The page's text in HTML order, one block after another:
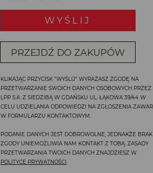
PRZEJDŹ DO ZAKUPÓW
KLIKAJĄC PRZYCISK "WYŚLIJ" WYRAŻASZ ZGODĘ NA
PRZETWARZANIE SWOICH DANYCH OSOBOWYCH PRZEZ
LPP S.A. Z SIEDZIBĄ W GDAŃSKU UL. ŁĄKOWA 39/44 W
CELU UDZIELANIA ODPOWIEDZI NA ZGŁOSZENIA
W FORMULARZU KONTAKTOWYM.
PODANIE DANYCH JEST DOBROWOLNE, JEDNAKŻE BRAK
ZGODY UNIEMOŻLIWIA NAM KONTAKT Z TOBĄ. ZASADY
PRZETWARZANIA TWOICH DANYCH ZNAJDZIESZ W
POLITYCE PRYWATNOŚCI.